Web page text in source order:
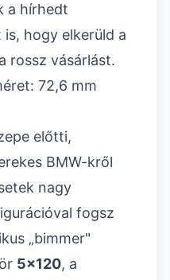
a hírhedt
hogy elkerüld a
rossz vásárlást.
72,6 mm
előtti,
BMW-kről
nagy
fogsz
„bimmer"
5x120, a